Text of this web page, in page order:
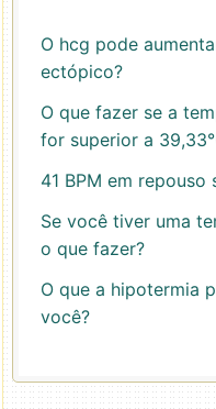
O hcg pode
ectópico?
O que fazer se a
for superior a
41 BPM em repouso
Se você tiver uma
o que fazer?
O que a hipotermia
você?